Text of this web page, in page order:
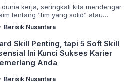
namun kenyataannya, pemicu
mental dan emosional jauh lebih
dunia kerja, seringkali kita mendengar
tentang “tim yang solid” atau
di lapangan justru menunjukkan
Banyak yang ngaku tim kerja
tapi kenyataannya penuh dengan
dan miskomunikasi. Artikel ini
membahas mengapa tim yang benar-
hanya dari omongan. […]
Berisik Nusantara
Skill Penting, tapi 5 Soft Skill
Ini Kunci Sukses Karier
Anda
Berisik Nusantara